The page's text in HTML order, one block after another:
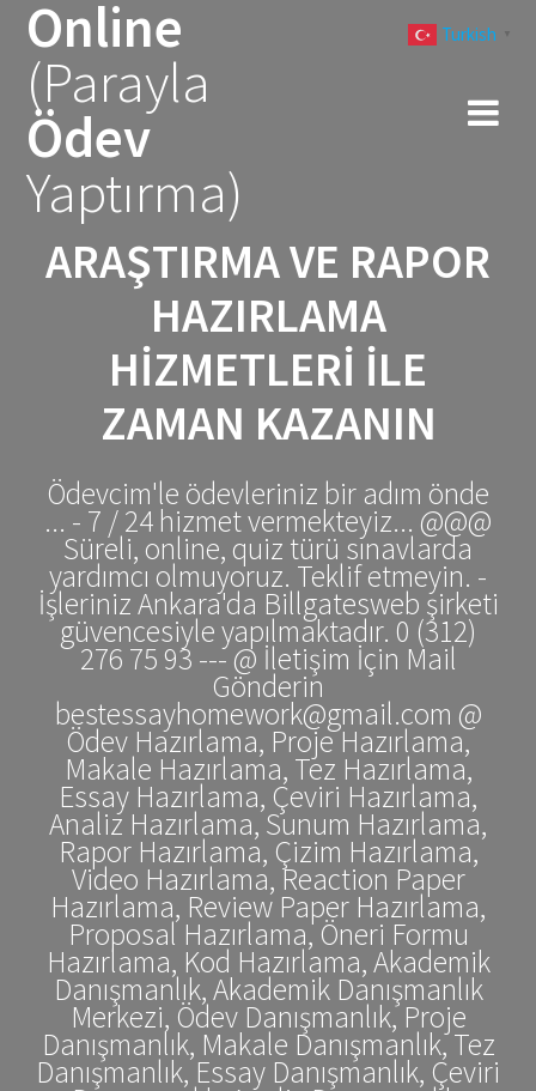
Online
(Parayla
Ödev
Yaptırma)
ARAŞTIRMA VE RAPOR
HAZIRLAMA
HIZMETLERI ILE
ZAMAN KAZANIN
Ödevcim'le ödevleriniz bir adım önde
... - 7 / 24 hizmet vermekteyiz... @@@
Süreli, online, quiz türü sınavlarda
yardımcı olmuyoruz. Teklif etmeyin. -
İşleriniz Ankara'da Billgatesweb şirketi
güvencesiyle yapılmaktadır. 0 (312)
276 75 93 --- @ İletişim İçin Mail
Gönderin
bestessayhomework@gmail.com @
Ödev Hazırlama, Proje Hazırlama,
Makale Hazırlama, Tez Hazırlama,
Essay Hazırlama, Çeviri Hazırlama,
Analiz Hazırlama, Sunum Hazırlama,
Rapor Hazırlama, Çizim Hazırlama,
Video Hazırlama, Reaction Paper
Hazırlama, Review Paper Hazırlama,
Proposal Hazırlama, Öneri Formu
Hazırlama, Kod Hazırlama, Akademik
Danışmanlık, Akademik Danışmanlık
Merkezi, Ödev Danışmanlık, Proje
Danışmanlık, Makale Danışmanlık, Tez
Danışmanlık, Essay Danışmanlık, Çeviri
Turkish ▼